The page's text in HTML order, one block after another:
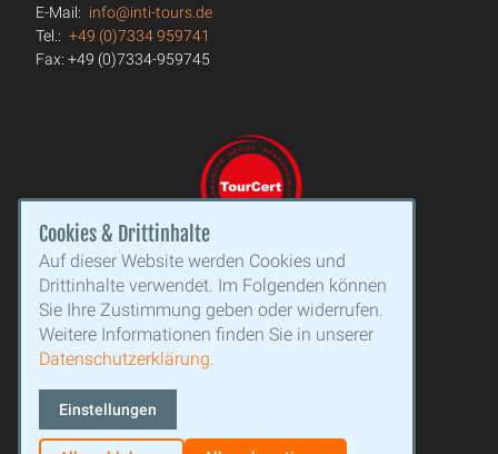
E-Mail: info@inti-tours.de
Tel.: +49 (0)7334 959741
Fax: +49 (0)7334-959745
Cookies & Drittinhalte
Auf dieser Website werden Cookies und
Drittinhalte verwendet. Im Folgenden können
Sie Ihre Zustimmung geben oder widerrufen.
Weitere Informationen finden Sie in unserer
Datenschutzerklärung.
Einstellungen